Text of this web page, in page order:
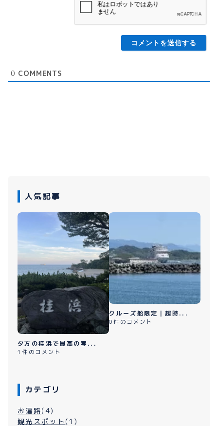
0 COMMENTS
人気記事
夕方の桂浜で最高の写...
1件のコメント
クルーズ船限定｜超時...
0件のコメント
カテゴリ
お遍路(4)
観光スポット (1)